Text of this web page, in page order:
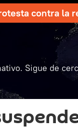
contra la
Sigue de